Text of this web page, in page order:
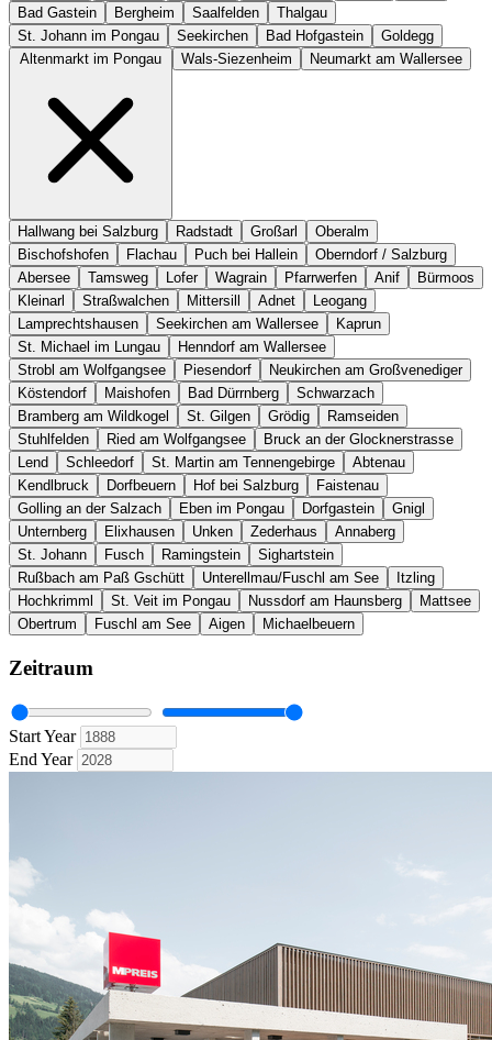
Bad Gastein
Bergheim Saalfelden
Thalgau
St. Johann im Pongau
Seekirchen Bad Hofgastein
Goldegg
Altenmarkt im Pongau
Wals-Siezenheim Neumarkt am Wallersee
Hallwang bei Salzburg Radstadt Großarl
Oberalm
Bischofshofen
Flachau Puch bei Hallein
Oberndorf / Salzburg
Abersee
Tamsweg Lofer Wagrain Pfarrwerfen Anif
Bürmoos
Kleinarl
Straßwalchen Mittersill Adnet
Leogang
Lamprechtshausen
Seekirchen am Wallersee
Kaprun
St. Michael im Lungau
Henndorf am Wallersee
Strobl am Wolfgangsee
Piesendorf
Neukirchen am Großvenediger
Köstendorf
Maishofen Bad Dürrnberg
Schwarzach
Bramberg am Wildkogel
St. Gilgen Grödig
Ramseiden
Stuhlfelden
Ried am Wolfgangsee
Bruck an der Glocknerstrasse
Lend
Schleedorf St. Martin am Tennengebirge
Abtenau
Kendlbruck
Dorfbeuern Hof bei Salzburg
Faistenau
Golling an der Salzach
Eben im Pongau Dorfgastein
Gnigl
Unternberg
Elixhausen Unken Zederhaus
Annaberg
St. Johann
Fusch Ramingstein
Sighartstein
Rußbach am Paß Gschütt
Unterellmau/Fuschl am See
Itzling
Hochkrimml
St. Veit im Pongau Nussdorf am Haunsberg
Mattsee
Obertrum
Fuschl am See Aigen Michaelbeuern
Zeitraum
Start Year
End Year